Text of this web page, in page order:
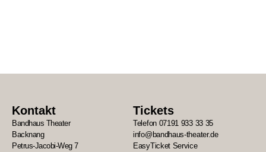
Kontakt
Bandhaus Theater
Backnang
Petrus-Jacobi-Weg 7
Tickets
Telefon 07191 933 33 35
info@bandhaus-theater.de
EasyTicket Service